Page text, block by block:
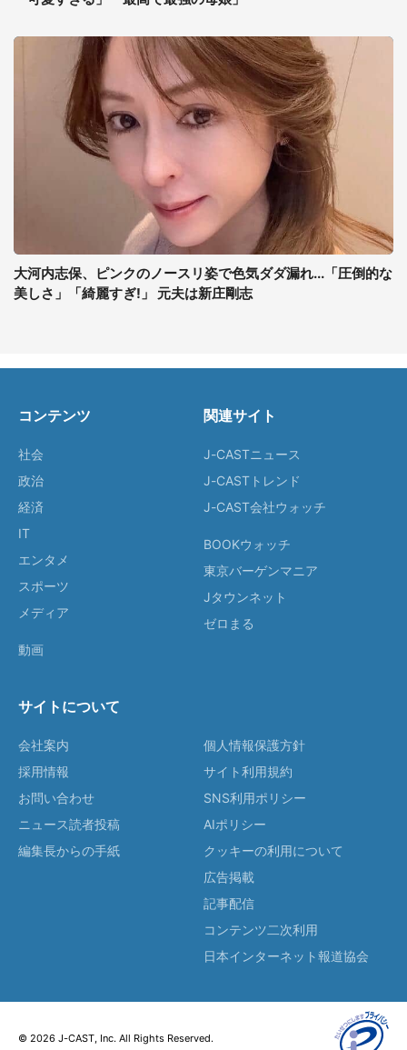
大河内志保、ピンクのノースリ姿で色気ダダ漏れ...「圧倒的な
美しさ」「綺麗すぎ!」 元夫は新庄剛志
コンテンツ
社会
政治
経済
IT
エンタメ
スポーツ
メディア
動画
関連サイト
J-CASTニュース
J-CASTトレンド
J-CAST会社ウォッチ
BOOKウォッチ
東京バーゲンマニア
Jタウンネット
ゼロまる
サイトについて
会社案内
採用情報
お問い合わせ
ニュース読者投稿
編集長からの手紙
個人情報保護方針
サイト利用規約
SNS利用ポリシー
AIポリシー
クッキーの利用について
広告掲載
記事配信
コンテンツ二次利用
日本インターネット報道協会
© 2026 J-CAST, Inc. All Rights Reserved.